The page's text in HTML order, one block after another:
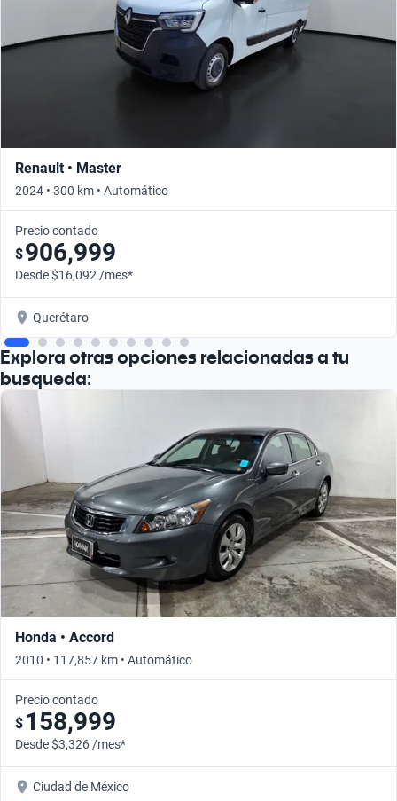
Renault • Master
2024 • 300 km • Automático
Precio contado
$906,999
Desde $16,092 /mes*
Querétaro
Explora otras opciones relacionadas a tu
busqueda:
Honda • Accord
2010 • 117,857 km • Automático
Precio contado
$ 158,999
Desde $3,326 /mes*
Ciudad de México